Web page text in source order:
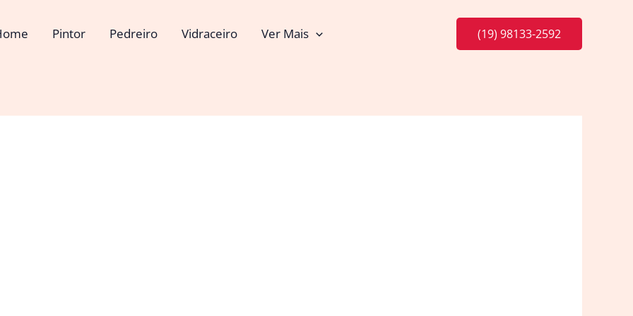
Pintor Pedreiro Vidraceiro Ver Mais (19) 98133-2592